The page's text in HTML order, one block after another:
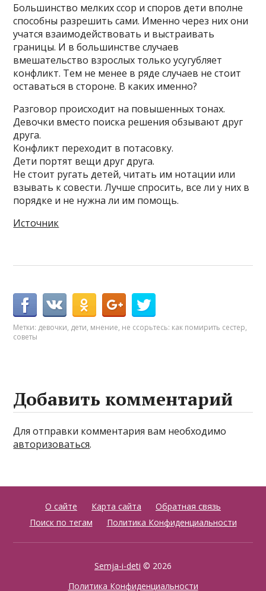
Большинство мелких ссор и споров дети вполне
способны разрешить сами. Именно через них они
учатся взаимодействовать и выстраивать
границы. И в большинстве случаев
вмешательство взрослых только усугубляет
конфликт. Тем не менее в ряде случаев не стоит
оставаться в стороне. В каких именно?
Разговор происходит на повышенных тонах.
Девочки вместо поиска решения обзывают друг
друга.
Конфликт переходит в потасовку.
Дети портят вещи друг друга.
Не стоит ругать детей, читать им нотации или
взывать к совести. Лучше спросить, все ли у них в
порядке и не нужна ли им помощь.
Источник
Метки: девочки, дети, мнение, не ссорьтесь: как помирить сестер,
советы
Добавить комментарий
Для отправки комментария вам необходимо
авторизоваться.
О сайте Карта сайта
Обратная связь
Поиск по тегам
Политика Конфиденциальности
Semja-i-deti © 2026
Политика Конфиденциальности